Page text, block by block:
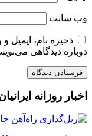
وب‌ سایت
ذخیره نام، ایمیل
دوباره دیدگاهی
اخبار روزانه